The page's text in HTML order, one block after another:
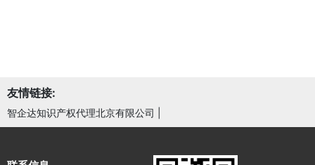
友情链接:
智企达知识产权代理北京有限公司